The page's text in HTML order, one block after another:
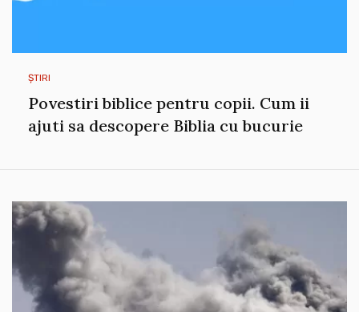
ȘTIRI
Povestiri biblice pentru copii. Cum ii
ajuti sa descopere Biblia cu bucurie